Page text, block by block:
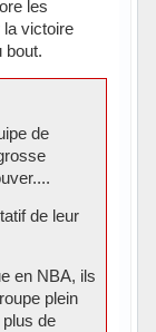
les
victoire
bout.
de
de leur
en NBA, ils
plein
de